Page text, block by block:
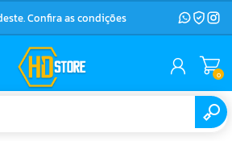
Confira as condições
0